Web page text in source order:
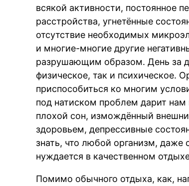
всякой активности, постоянное
расстройства, угнетённые
отсутствие необходимых
и многие-многие другие
разрушающим образом. День за
физическое, так и психическое.
приспособиться ко многим
под натиском проблем дарит нам
плохой сон, измождённый
здоровьем, депрессивные
знать, что любой организм,
нуждается в качественном
Помимо обычного отдыха, как,